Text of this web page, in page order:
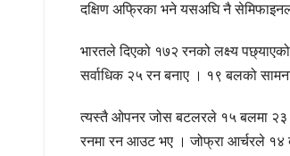
दक्षिण अफ्रिका भने यसअघि नै
भारतले दिएको १७२ रनको लक्ष्य
सर्वाधिक २५ रन बनाए । १९ बलको
त्यस्तै ओपनर जोस बटलरले १५ बलमा २३
रनमा रन आउट भए । जोफ्रा आर्चरले १४